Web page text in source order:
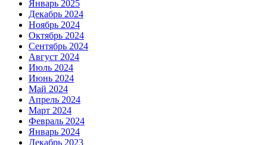
Январь 2025
Декабрь 2024
Ноябрь 2024
Октябрь 2024
Сентябрь 2024
Август 2024
Июль 2024
Июнь 2024
Май 2024
Апрель 2024
Март 2024
Февраль 2024
Январь 2024
Декабрь 2023